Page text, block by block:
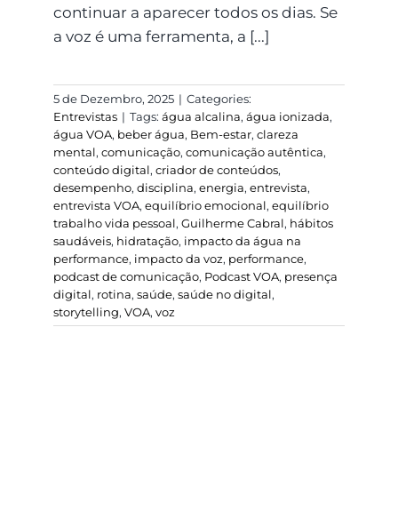
continuar a aparecer todos os dias. Se
a voz é uma ferramenta, a [...]
5 de Dezembro, 2025 | Categories:
Entrevistas | Tags: água alcalina, água ionizada,
água VOA, beber água, Bem-estar, clareza
mental, comunicação, comunicação autêntica,
conteúdo digital, criador de conteúdos,
desempenho, disciplina, energia, entrevista,
entrevista VOA, equilíbrio emocional, equilíbrio
trabalho vida pessoal, Guilherme Cabral, hábitos
saudáveis, hidratação, impacto da água na
performance, impacto da voz, performance,
podcast de comunicação, Podcast VOA, presença
digital, rotina, saúde, saúde no digital,
storytelling, VOA, voz